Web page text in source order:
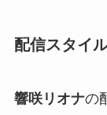
配信スタイ
響咲リオナの